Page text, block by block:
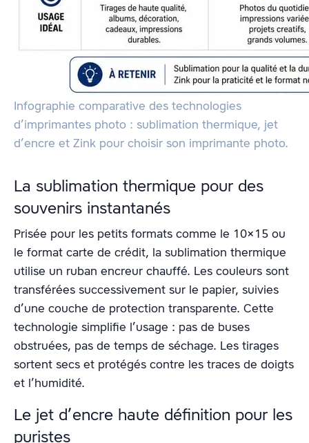
Infographie comparative des technologies
d’imprimantes photo : sublimation thermique, jet
d’encre et Zink pour choisir son imprimante photo.
La sublimation thermique pour des
souvenirs instantanés
Prisée pour les petits formats comme le 10×15 ou
le format carte de crédit, la sublimation thermique
utilise un ruban encreur chauffé. Les couleurs sont
transférées successivement sur le papier, suivies
d’une couche de protection transparente. Cette
technologie simplifie l’usage : pas de buses
obstruées, pas de temps de séchage. Les tirages
sortent secs et protégés contre les traces de doigts
et l’humidité.
Le jet d’encre haute définition pour les
puristes